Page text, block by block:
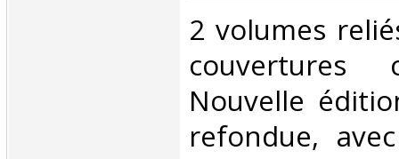
‎2 volumes
couvertures
Nouvelle
refondue,